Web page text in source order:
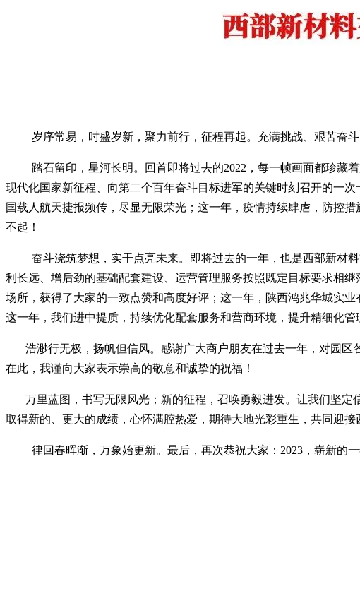
岁序常易，时盛岁新，聚力前行，征程再起。充满挑战、艰苦奋
踏石留印，星河长明。回首即将过去的2022，每一帧画面都珍藏
现代化国家新征程、向第二个百年奋斗目标进军的关键时刻召开的一
国载人航天捷报频传，尽显无限荣光；这一年，疫情持续肆虐，防控
不起！
奋斗浇筑梦想，实干点亮未来。即将过去的一年，也是西部新材
利长远、增后劲的基础配套建设、运营管理服务按照既定目标要求相
场所，获得了大家的一致点赞和高度好评；这一年，陕西鸿兆华城实
这一年，我们进中提质，持续优化配套服务和营商环境，提升精细化
浩渺行无极，扬帆但信风。感谢广大商户朋友在过去一年，对园区
在此，我谨向大家表示崇高的敬意和诚挚的祝福！
万里蓝图，书写无限风光；新的征程，召唤勇毅进发。让我们坚定
取得新的、更大的成绩，心怀满腔热爱，期待大地光彩重生，共同迎接
律回春晖渐，万象始更新。最后，再次恭祝大家：2023，崭新的
陕西鸿